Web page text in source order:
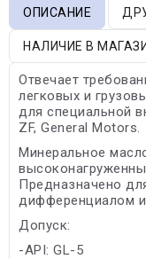
ОПИСАНИЕ
НАЛИЧИЕ В
Отвечает
легковых и
для специальной
ZF, General Motors.
Минеральное
Предназначено
дифференциалом и
Допуск:
-API: GL-5